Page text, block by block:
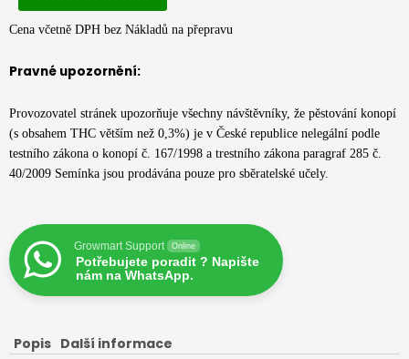
CBD
sáčků
množství
Cena včetně DPH bez Nákladů na přepravu
Pravné upozornění:
Provozovatel stránek upozorňuje všechny návštěvníky, že pěstování konopí
(s obsahem THC větším než 0,3%) je v České republice nelegální podle
testního zákona o konopí č. 167/1998 a trestního zákona paragraf 285 č.
40/2009 Semínka jsou prodávána pouze pro sběratelské učely.
Growmart Support Online
Potřebujete poradit ? Napište
nám na WhatsApp.
Popis Další informace